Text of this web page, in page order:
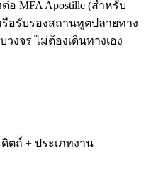
อ MFA Apostille (สำหรับ
รือรับรองสถานทูตปลายทาง
วงจร ไม่ต้องเดินทางเอง
ตถ์ + ประเภทงาน